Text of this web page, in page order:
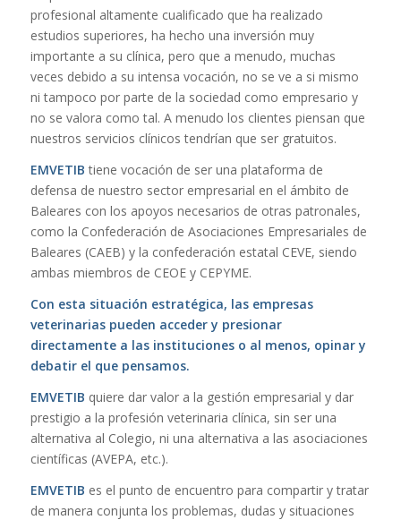
profesional altamente cualificado que ha realizado
estudios superiores, ha hecho una inversión muy
importante a su clínica, pero que a menudo, muchas
veces debido a su intensa vocación, no se ve a si mismo
ni tampoco por parte de la sociedad como empresario y
no se valora como tal. A menudo los clientes piensan que
nuestros servicios clínicos tendrían que ser gratuitos.
EMVETIB tiene vocación de ser una plataforma de
defensa de nuestro sector empresarial en el ámbito de
Baleares con los apoyos necesarios de otras patronales,
como la Confederación de Asociaciones Empresariales de
Baleares (CAEB) y la confederación estatal CEVE, siendo
ambas miembros de CEOE y CEPYME.
Con esta situación estratégica, las empresas
veterinarias pueden acceder y presionar
directamente a las instituciones o al menos, opinar y
debatir el que pensamos.
EMVETIB quiere dar valor a la gestión empresarial y dar
prestigio a la profesión veterinaria clínica, sin ser una
alternativa al Colegio, ni una alternativa a las asociaciones
científicas (AVEPA, etc.).
EMVETIB es el punto de encuentro para compartir y tratar
de manera conjunta los problemas, dudas y situaciones